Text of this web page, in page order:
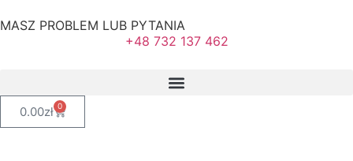
MASZ PROBLEM LUB PYTANIA
+48 732 137 462
0.00zł 0